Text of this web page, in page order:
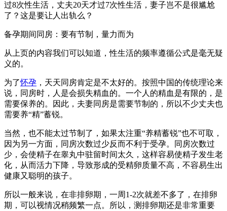
过8次性生活，丈夫20天才过7次性生活，妻子岂不是很尴尬
了？这是要让人出轨么？
备孕期间同房：要有节制，量力而为
从上页的内容我们可以知道，性生活的频率遵循公式是毫无疑
义的。
为了怀孕 ，天天同房肯定是不太好的。按照中国的传统理论来
说，同房时，人是会损失精血的。一个人的精血是有限的，是
需要保养的。因此，夫妻同房是需要节制的，所以不少丈夫也
需要养“精”蓄锐。
当然，也不能太过节制了，如果太注重“养精蓄锐”也不可取，
因为另一方面，同房次数过少反而不利于受孕。同房次数过
少，会使精子在睾丸中驻留时间太久，这样容易使精子发生老
化，从而活力下降，导致形成的受精卵质量不高，不容易生出
健康又聪明的孩子。
所以一般来说，在非排卵期，一周1-2次就差不多了，在排卵
期，可以视情况稍频繁一点。所以，测排卵期还是非常重要